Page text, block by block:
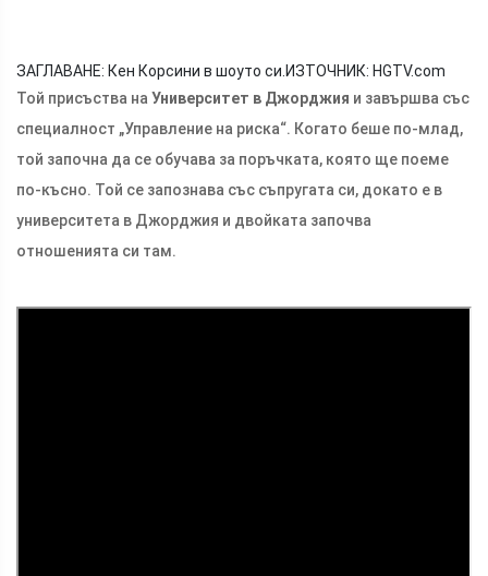
ЗАГЛАВАНЕ: Кен Корсини в шоуто си. ИЗТОЧНИК: HGTV.com
Той присъства на Университет в Джорджия и завършва със
специалност „Управление на риска“. Когато беше по-млад,
той започна да се обучава за поръчката, която ще поеме
по-късно. Той се запознава със съпругата си, докато е в
университета в Джорджия и двойката започва
отношенията си там.